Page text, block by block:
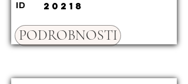
ID 20218
PODROBNOSTI